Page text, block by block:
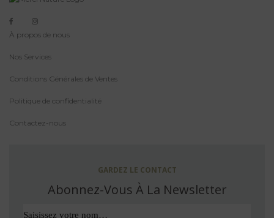
À propos de nous
Nos Services
Conditions Générales de Ventes
Politique de confidentialité
Contactez-nous
GARDEZ LE CONTACT
Abonnez-Vous À La Newsletter